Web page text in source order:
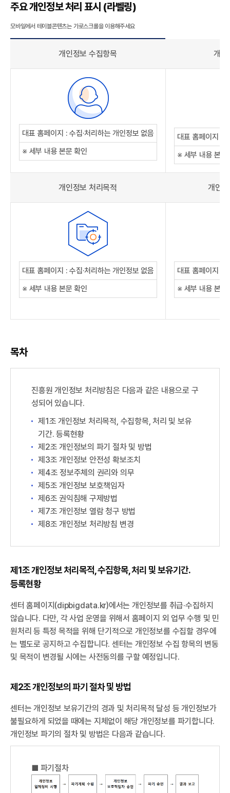
주요 개인정보 처리 표시 (라벨링)
개인정보 수집항목 개인
대표 홈페이지 : 수집·처리하는 개인정보 없음
※ 세부 내용 본문 확인
대표 홈페이지 :
※ 세부 내용 본문
개인정보 처리목적 개인
대표 홈페이지 : 수집·처리하는 개인정보 없음
※ 세부 내용 본문 확인
대표 홈페이지 :
※ 세부 내용 본문
목차
진흥원 개인정보 처리방침은 다음과 같은 내용으로 구
성되어 있습니다.
제1조 개인정보 처리목적, 수집항목, 처리 및 보유
기간. 등록현황
제2조 개인정보의 파기 절차 및 방법
제3조 개인정보 안전성 확보조치
제4조 정보주체의 권리와 의무
제5조 개인정보 보호책임자
제6조 권익침해 구제방법
제7조 개인정보 열람 청구 방법
제8조 개인정보 처리방침 변경
제1조 개인정보 처리목적, 수집항목, 처리 및 보유기간.
등록현황
센터 홈페이지(dipbigdata.kr)에서는 개인정보를 취급·수집하지
않습니다. 다만, 각 사업 운영을 위해서 홈페이지 외 업무 수행 및 민
원처리 등 특정 목적을 위해 단기적으로 개인정보를 수집할 경우에
는 별도로 공지하고 수집합니다. 센터는 개인정보 수집 항목의 변동
및 목적이 변경될 시에는 사전동의를 구할 예정입니다.
제2조 개인정보의 파기 절차 및 방법
센터는 개인정보 보유기간의 경과 및 처리목적 달성 등 개인정보가
불필요하게 되었을 때에는 지체없이 해당 개인정보를 파기합니다.
개인정보 파기의 절차 및 방법은 다음과 같습니다.
■ 파기절차